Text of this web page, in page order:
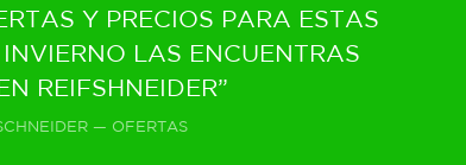
Y PRECIOS PARA ESTAS
LAS ENCUENTRAS
REIFSHNEIDER”
— OFERTAS